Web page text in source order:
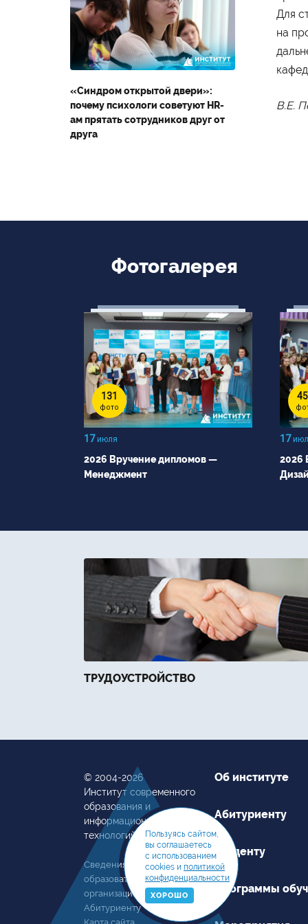
Второе высшее
Министерство науки и
высшего образования
Российской Федерации
«Синдром открытой двери»:
почему психологи советуют HR-
ам прятать сотрудников друг от
друга
Для
на
В.Е.
Фотогалерея
131
фото
17 июля
2026 Вручение дипломов —
Менеджмент
17
2026
ТРУДОУСТРОЙСТВО
Об институте
Абитуриенту
Студенту
Программы
© 2004-2026
Институт современного
образования и
информационных
технологий
Сведения об
образовательной
организации
Абитуриенту
Пользуясь сайтом,
вы соглашаетесь
с использованием
cookies и политикой
конфиденциальности
ХОРОШО